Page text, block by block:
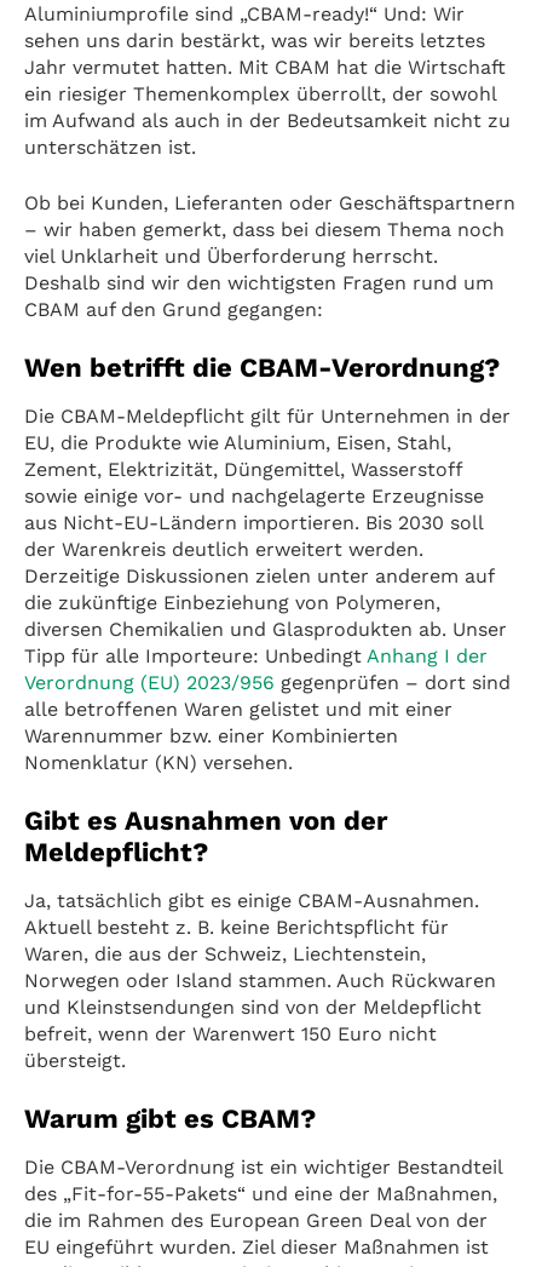
Aluminiumprofile sind „CBAM-ready!“ Und: Wir
sehen uns darin bestärkt, was wir bereits letztes
Jahr vermutet hatten. Mit CBAM hat die Wirtschaft
ein riesiger Themenkomplex überrollt, der sowohl
im Aufwand als auch in der Bedeutsamkeit nicht zu
unterschätzen ist.
Ob bei Kunden, Lieferanten oder Geschäftspartnern
– wir haben gemerkt, dass bei diesem Thema noch
viel Unklarheit und Überforderung herrscht.
Deshalb sind wir den wichtigsten Fragen rund um
CBAM auf den Grund gegangen:
Wen betrifft die CBAM-Verordnung?
Die CBAM-Meldepflicht gilt für Unternehmen in der
EU, die Produkte wie Aluminium, Eisen, Stahl,
Zement, Elektrizität, Düngemittel, Wasserstoff
sowie einige vor- und nachgelagerte Erzeugnisse
aus Nicht-EU-Ländern importieren. Bis 2030 soll
der Warenkreis deutlich erweitert werden.
Derzeitige Diskussionen zielen unter anderem auf
die zukünftige Einbeziehung von Polymeren,
diversen Chemikalien und Glasprodukten ab. Unser
Tipp für alle Importeure: Unbedingt Anhang I der
Verordnung (EU) 2023/956 gegenprüfen – dort sind
alle betroffenen Waren gelistet und mit einer
Warennummer bzw. einer Kombinierten
Nomenklatur (KN) versehen.
Gibt es Ausnahmen von der
Meldepflicht?
Ja, tatsächlich gibt es einige CBAM-Ausnahmen.
Aktuell besteht z. B. keine Berichtspflicht für
Waren, die aus der Schweiz, Liechtenstein,
Norwegen oder Island stammen. Auch Rückwaren
und Kleinstsendungen sind von der Meldepflicht
befreit, wenn der Warenwert 150 Euro nicht
übersteigt.
Warum gibt es CBAM?
Die CBAM-Verordnung ist ein wichtiger Bestandteil
des „Fit-for-55-Pakets“ und eine der Maßnahmen,
die im Rahmen des European Green Deal von der
EU eingeführt wurden. Ziel dieser Maßnahmen ist